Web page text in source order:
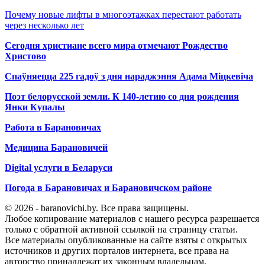
Почему новые лифты в многоэтажках перестают работать
через несколько лет
Сегодня христиане всего мира отмечают Рождество
Христово
Спаўняецца 225 гадоў з дня нараджэння Адама Міцкевіча
Поэт белорусской земли. К 140-летию со дня рождения
Янки Купалы
Работа в Барановичах
Медицина Барановичей
Digital услуги в Беларуси
Погода в Барановичах и Барановичском районе
© 2026 - baranovichi.by. Все права защищены.
Любое копирование материалов с нашего ресурса разрешается
только с обратной активной ссылкой на страницу статьи.
Все материалы опубликованные на сайте взяты с открытых
источников и других порталов интернета, все права на
авторство принадлежат их законным владельцам.